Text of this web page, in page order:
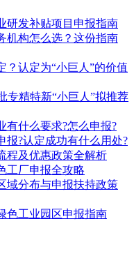
研发补贴项目申报指南
机构怎么选？这份指南
？认定为“小巨人”的价值
专精特新“小巨人”拟推荐
有什么要求?怎么申报?
报?认定成功有什么用处?
程及优惠政策全解析
工厂申报全攻略
域分布与申报扶持政策
色工业园区申报指南